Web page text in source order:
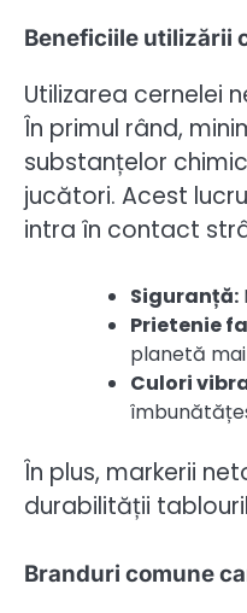
Beneficiile utilizării
Utilizarea cernelei
În primul rând,
substanțelor
jucători. Acest
intra în contact
Siguranță:
Prietenie
planetă
Culori
În plus, markerii
durabilității
Branduri comune